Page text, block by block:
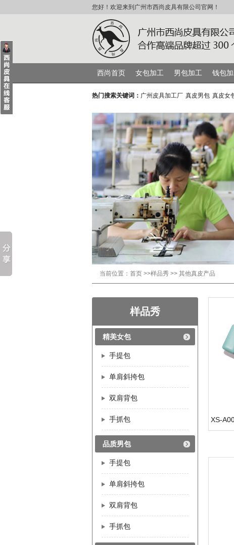
您好！欢迎来到广州市西尚皮具有限公司官网！
西尚首页 女包加工 男包加工 钱包
热门搜索关键词： 广州皮具加工厂 真皮男包 真皮女
当前位置： 首页 >>样品秀 >> 其他真皮产品
样品秀
精美女包
手提包
单肩斜挎包
双肩背包
手抓包
品质男包
手提包
单肩斜挎包
双肩背包
手抓包
XS-